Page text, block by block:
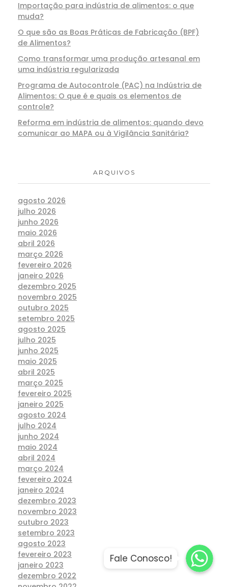
Importação para indústria de alimentos: o que
muda?
O que são as Boas Práticas de Fabricação (BPF)
de Alimentos?
Como transformar uma produção artesanal em
uma indústria regularizada
Programa de Autocontrole (PAC) na Indústria de
Alimentos: O que é e quais os elementos de
controle?
Reforma em indústria de alimentos: quando devo
comunicar ao MAPA ou à Vigilância Sanitária?
ARQUIVOS
agosto 2026
julho 2026
junho 2026
maio 2026
abril 2026
março 2026
fevereiro 2026
janeiro 2026
dezembro 2025
novembro 2025
outubro 2025
setembro 2025
agosto 2025
julho 2025
junho 2025
maio 2025
abril 2025
março 2025
fevereiro 2025
janeiro 2025
agosto 2024
julho 2024
junho 2024
maio 2024
abril 2024
março 2024
fevereiro 2024
janeiro 2024
dezembro 2023
novembro 2023
outubro 2023
setembro 2023
agosto 2023
fevereiro 2023
janeiro 2023
dezembro 2022
Fale Conosco
Fale Conosco
Fale Conosco
Fale Conosco!